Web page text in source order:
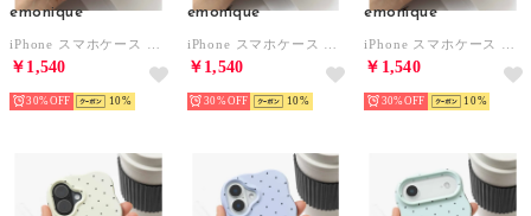
emonique
￥1,540
30% 10
emonique
￥1,540
30% 10
emonique
￥1,540
30% 10